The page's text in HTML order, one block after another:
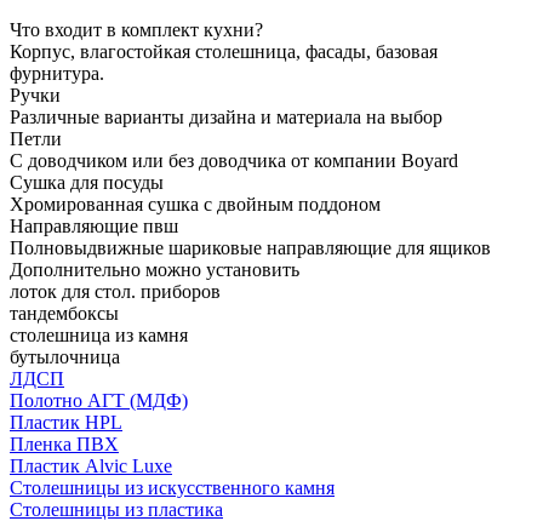
Что входит в комплект кухни?
Корпус, влагостойкая столешница, фасады, базовая
фурнитура.
Ручки
Различные варианты дизайна и материала на выбор
Петли
С доводчиком или без доводчика от компании Boyard
Сушка для посуды
Хромированная сушка с двойным поддоном
Направляющие пвш
Полновыдвижные шариковые направляющие для ящиков
Дополнительно можно установить
лоток для стол. приборов
тандембоксы
столешница из камня
бутылочница
ЛДСП
Полотно АГТ (МДФ)
Пластик HPL
Пленка ПВХ
Пластик Alvic Luxe
Столешницы из искусственного камня
Столешницы из пластика